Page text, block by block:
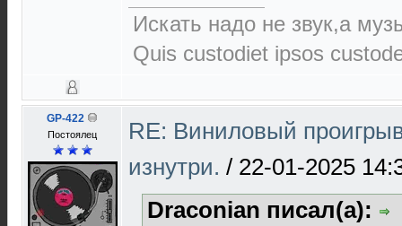
Искать надо не звук,а
Quis custodiet ipsos
GP-422
Постоялец
RE: Виниловый
изнутри. / 22-01-2025
Draconian писал(а):